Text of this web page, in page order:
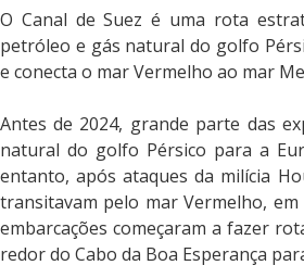
O Canal de Suez é uma rota
petróleo e gás natural do golfo
e conecta o mar Vermelho ao mar
Antes de 2024, grande parte das
natural do golfo Pérsico para a
entanto, após ataques da milícia
transitavam pelo mar Vermelho,
embarcações começaram a fazer
redor do Cabo da Boa Esperança